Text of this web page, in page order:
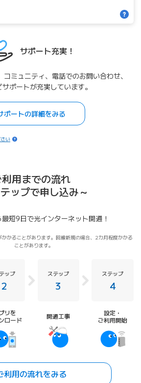
サポート充実！
ミュニティ、電話でのお問い合わせ、
ポートが充実しています。
ポートの詳細をみる
い
利用までの流れ
ップで申し込み～
短9日で光インターネット開通！
かることがあります。回線新規の場合、2カ月程度かかる
ことがあります。
ップ
2
リを
ロード
ステップ
3
開通工事
ステップ
4
設定・
ご利用開始
利用の流れをみる